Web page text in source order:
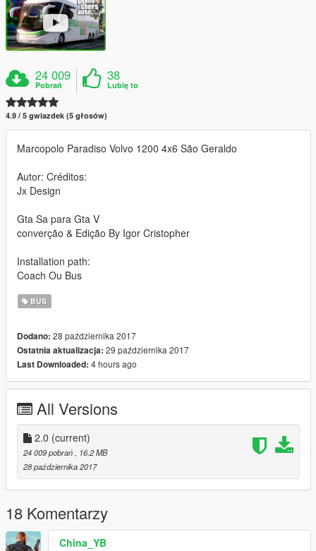
24 009
Pobrań
38
Lubię to
4.9 / 5 gwiazdek (5 głosów)
Marcopolo Paradiso Volvo 1200 4x6 São Geraldo
Autor: Créditos:
Jx Design
Gta Sa para Gta V
converção & Edição By Igor Cristopher
Installation path:
Coach Ou Bus
BUS
Dodano: 28 października 2017
Ostatnia aktualizacja: 29 października 2017
Last Downloaded: 4 hours ago
All Versions
2.0 (current)
24 009 pobrań, 16,2 MB
28 października 2017
18 Komentarzy
China_YB